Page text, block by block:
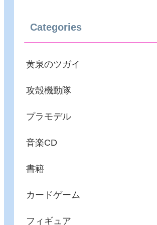
Categories
黄泉のツガイ
攻殻機動隊
プラモデル
音楽CD
書籍
カードゲーム
フィギュア